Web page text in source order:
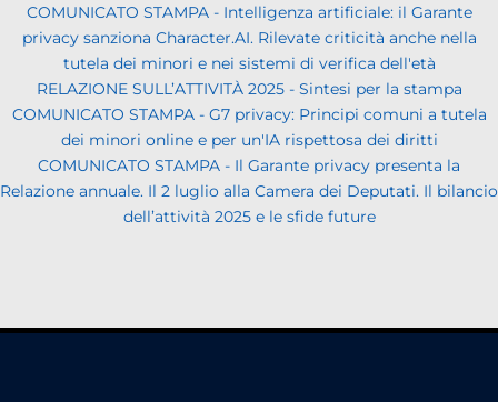
COMUNICATO STAMPA - Intelligenza artificiale: il Garante
privacy sanziona Character.AI. Rilevate criticità anche nella
tutela dei minori e nei sistemi di verifica dell'età
RELAZIONE SULL’ATTIVITÀ 2025 - Sintesi per la stampa
COMUNICATO STAMPA - G7 privacy: Principi comuni a tutela
dei minori online e per un'IA rispettosa dei diritti
COMUNICATO STAMPA - Il Garante privacy presenta la
Relazione annuale. Il 2 luglio alla Camera dei Deputati. Il bilancio
dell’attività 2025 e le sfide future